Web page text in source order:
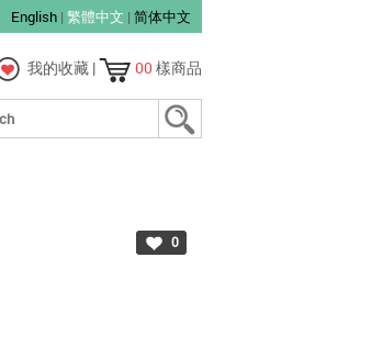
English | 繁體中文 | 简体中文
我的收藏 | 00 樣商品
0